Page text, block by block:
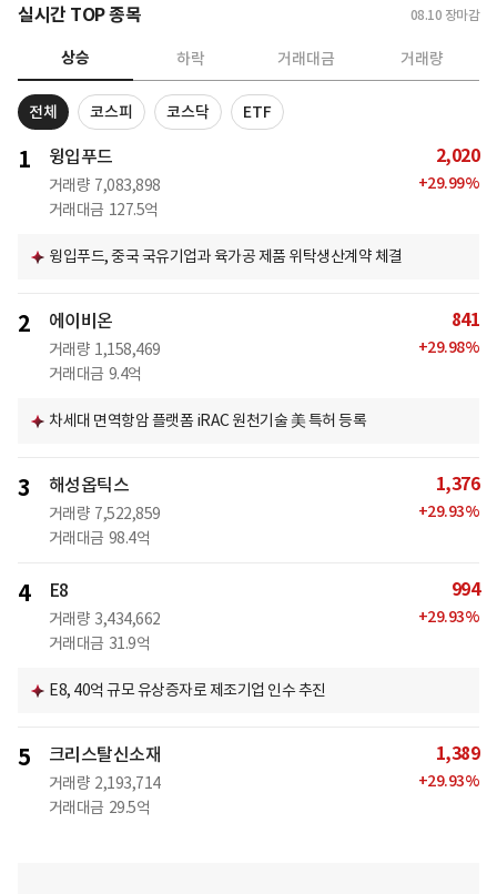
실시간 TOP 종목 08.10 장마감
상승 하락 거래대금 거래량
전체 코스피 코스닥 ETF
1 윙입푸드
거래량 7,083,898
거래대금 127.5억
2,020
+29.99%
윙입푸드, 중국 국유기업과 육가공 제품 위탁생산계약 체결
2 에이비온
거래량 1,158,469
거래대금 9.4억
841
+29.98%
차세대 면역항암 플랫폼 iRAC 원천기술 美 특허 등록
3 해성옵틱스
거래량 7,522,859
거래대금 98.4억
1,376
+29.93%
4 E8
거래량 3,434,662
거래대금 31.9억
994
+29.93%
E8, 40억 규모 유상증자로 제조기업 인수 추진
5 크리스탈신소재
거래량 2,193,714
거래대금 29.5억
1,389
+29.93%